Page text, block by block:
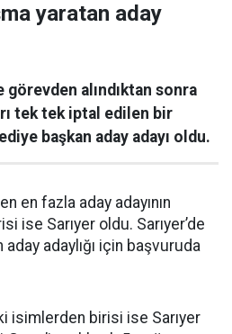
yaratan aday
görevden alındıktan sonra
tek tek iptal edilen bir
başkan aday adayı oldu.
en fazla aday adayının
ise Sarıyer oldu. Sarıyer’de
adaylığı için başvuruda
isimlerden birisi ise Sarıyer